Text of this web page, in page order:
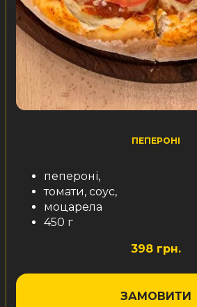
ПЕПЕРОНІ
пепероні,
томати, соус,
моцарела
450 г
398 грн.
ЗАМОВИТИ